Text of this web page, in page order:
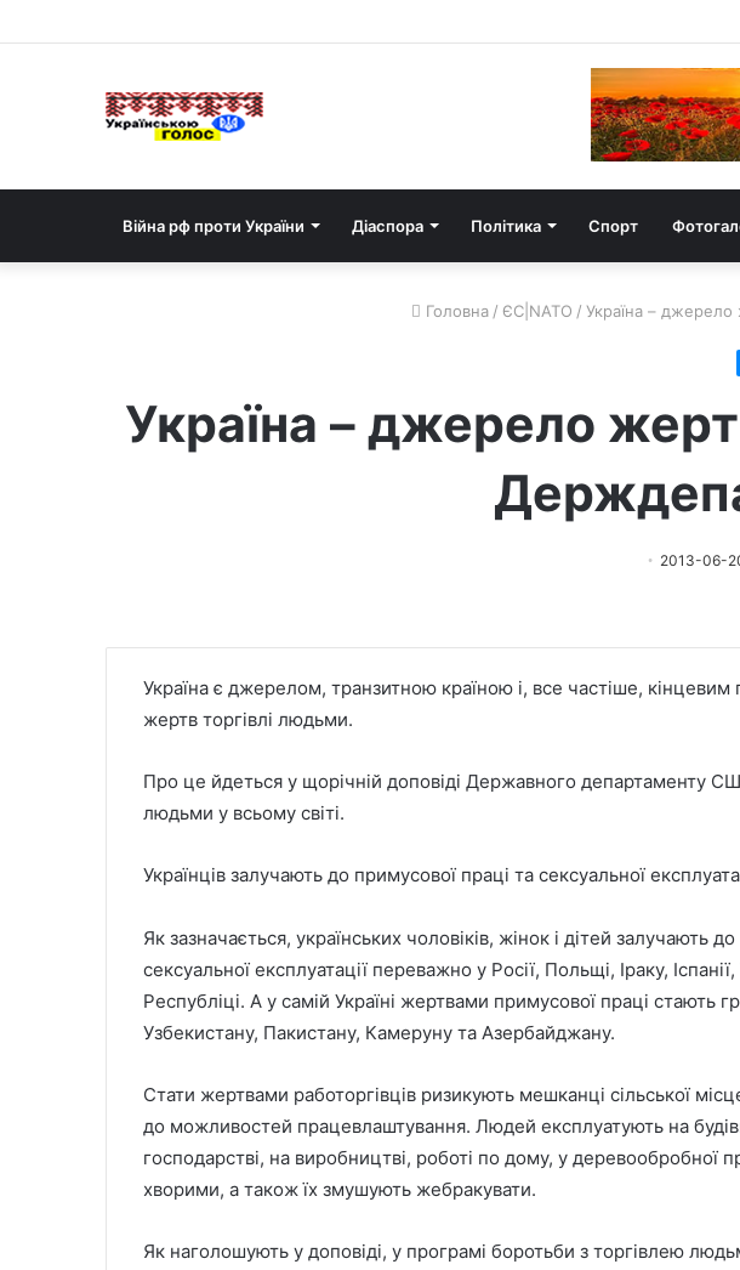
Війна рф проти України Діаспора Політика Спорт
Головна / ЄС|NATO / Україна –
Україна – джерело
2013-06-
Україна є джерелом, транзитною країною і, все частіше,
жертв торгівлі людьми.
Про це йдеться у щорічній доповіді Державного департаменту
людьми у всьому світі.
Українців залучають до примусової праці та сексуальної
Як зазначається, українських чоловіків, жінок і дітей залучають
сексуальної експлуатації переважно у Росії, Польщі, Іраку,
Республіці. А у самій Україні жертвами примусової праці стають
Узбекистану, Пакистану, Камеруну та Азербайджану.
Стати жертвами работоргівців ризикують мешканці сільської
до можливостей працевлаштування. Людей експлуатують на
господарстві, на виробництві, роботі по дому, у деревообробної
хворими, а також їх змушують жебракувати.
Як наголошують у доповіді, у програмі боротьби з торгівлею